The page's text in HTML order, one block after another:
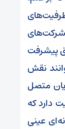
ظرفیت‌های
شرکت‌های
پیشرفت
نقش
متصل
دارد که
عینی